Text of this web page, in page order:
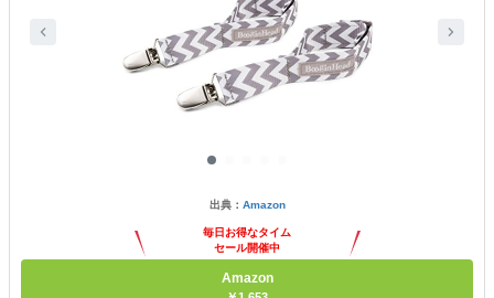
出典： Amazon
毎日お得なタイム
セール開催中
Amazon